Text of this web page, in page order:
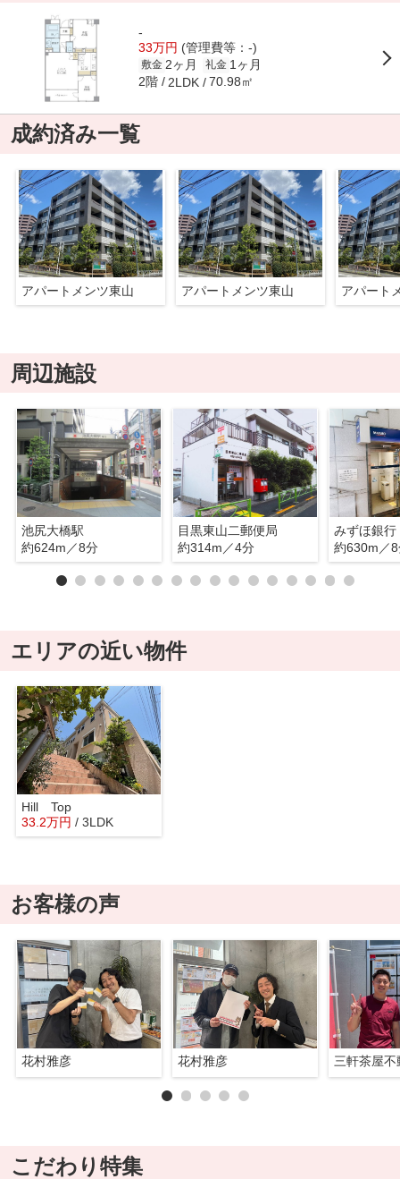
-
33万円 (管理費等：-)
敷金 2ヶ月 礼金 1ヶ月
2階 2LDK 70.98㎡
成約済み一覧
アパートメンツ東山 アパートメンツ東山 アパート
周辺施設
池尻大橋駅
約624m／8分
目黒東山二郵便局
約314m／4分
約630m／
エリアの近い物件
Hill Top
33.2万円 / 3LDK
お客様の声
花村雅彦 花村雅彦 三軒茶屋不
こだわり特集